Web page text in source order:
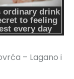
– Lagano i